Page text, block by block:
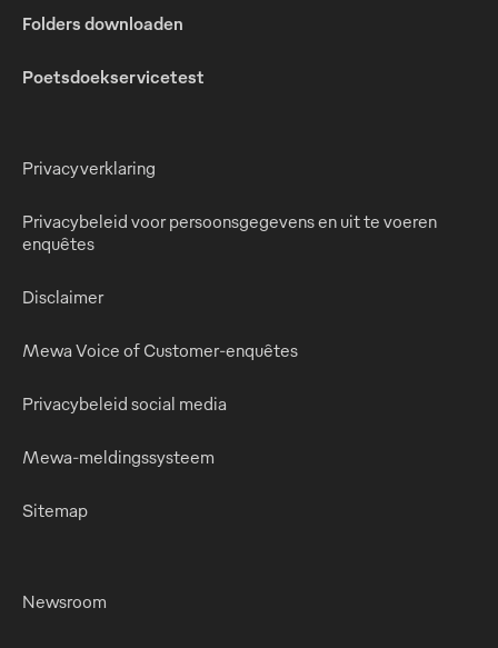
Folders downloaden
Poetsdoekservicetest
Privacyverklaring
Privacybeleid voor persoonsgegevens en uit te voeren
enquêtes
Disclaimer
Mewa Voice of Customer-enquêtes
Privacybeleid social media
Mewa-meldingssysteem
Sitemap
Newsroom